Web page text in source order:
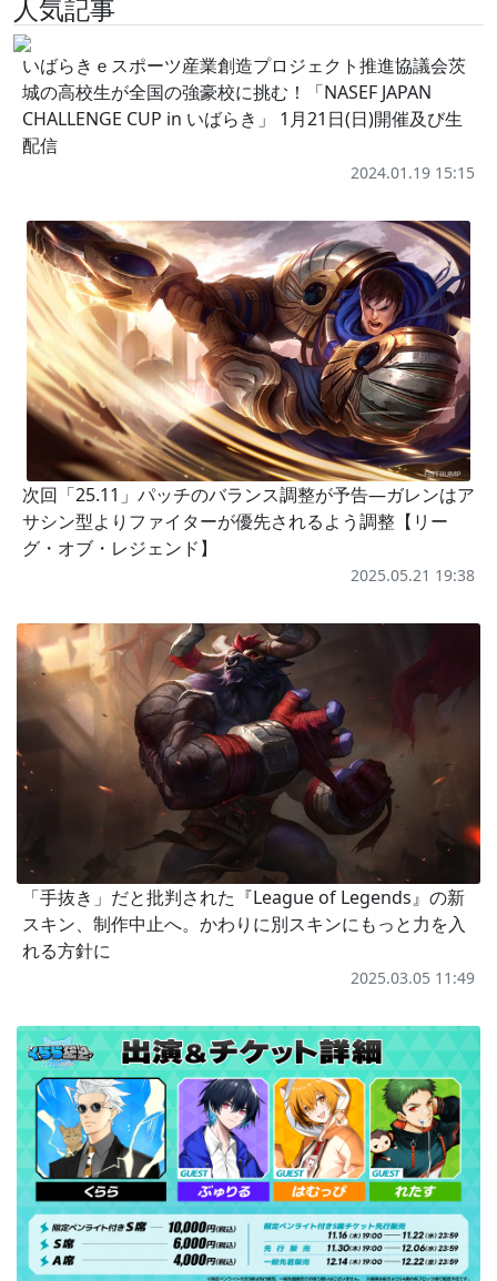
人気記事
いばらきｅスポーツ産業創造プロジェクト推進協議会茨
城の高校生が全国の強豪校に挑む！「NASEF JAPAN
CHALLENGE CUP in いばらき」 1月21日(日)開催及び生
配信
2024.01.19 15:15
次回「25.11」パッチのバランス調整が予告―ガレンはア
サシン型よりファイターが優先されるよう調整【リー
グ・オブ・レジェンド】
2025.05.21 19:38
「手抜き」だと批判された『League of Legends』の新
スキン、制作中止へ。かわりに別スキンにもっと力を入
れる方針に
2025.03.05 11:49